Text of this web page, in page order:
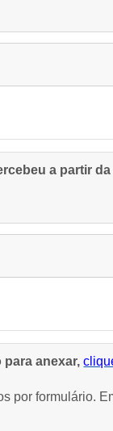
a partir
para anexar,
por formulário.